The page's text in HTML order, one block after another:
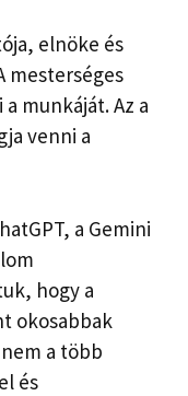
elnöke és
mesterséges
munkáját. Az a
venni a
a Gemini
hogy a
okosabbak
a több
és